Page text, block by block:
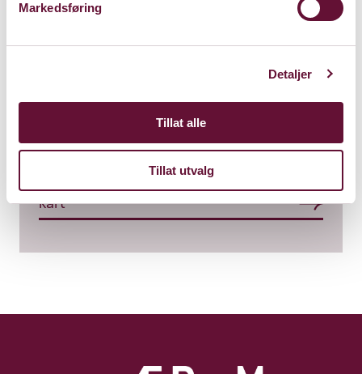
Markedsføring
Detaljer
Tillat alle
Tillat utvalg
Claude Monets allé 27
Kart